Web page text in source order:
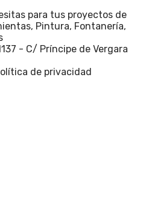
para tus proyectos de
Pintura, Fontanería,
- C/ Príncipe de Vergara
de privacidad